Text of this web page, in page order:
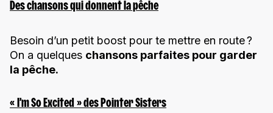
Des chansons qui donnent la pêche
Besoin d’un petit boost pour te mettre en route ?
On a quelques chansons parfaites pour garder
la pêche.
« I’m So Excited » des Pointer Sisters